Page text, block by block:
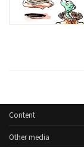
Content
Other media